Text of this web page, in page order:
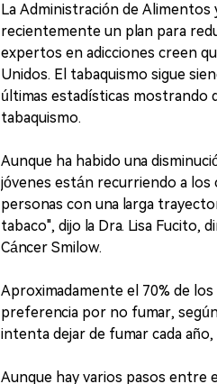
La Administración de Alimentos
recientemente un plan para
expertos en adicciones creen
Unidos. El tabaquismo sigue
últimas estadísticas mostrando
tabaquismo.
Aunque ha habido una
jóvenes están recurriendo a los
personas con una larga
tabaco", dijo la Dra. Lisa
Cáncer Smilow.
Aproximadamente el 70% de
preferencia por no fumar,
intenta dejar de fumar cada
Aunque hay varios pasos entre